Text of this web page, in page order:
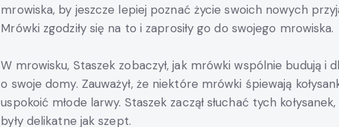
mrowiska, by jeszcze lepiej poznać życie swoich nowych
Mrówki zgodziły się na to i zaprosiły go do swojego mrowiska.
W mrowisku, Staszek zobaczył, jak mrówki wspólnie budują i
o swoje domy. Zauważył, że niektóre mrówki śpiewają
uspokoić młode larwy. Staszek zaczął słuchać tych
były delikatne jak szept.